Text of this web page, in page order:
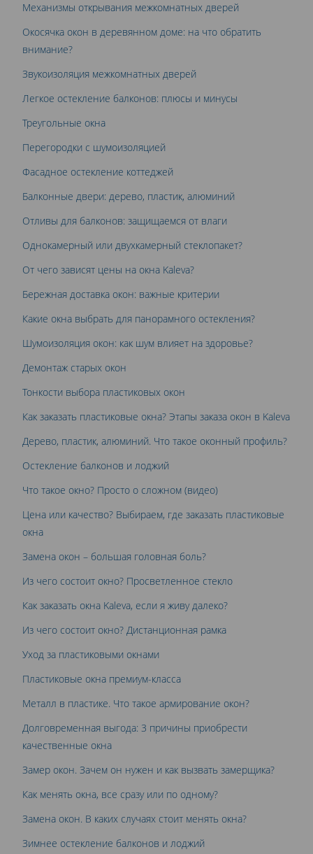
Механизмы открывания межкомнатных дверей
Окосячка окон в деревянном доме: на что обратить
внимание?
Звукоизоляция межкомнатных дверей
Легкое остекление балконов: плюсы и минусы
Треугольные окна
Перегородки с шумоизоляцией
Фасадное остекление коттеджей
Балконные двери: дерево, пластик, алюминий
Отливы для балконов: защищаемся от влаги
Однокамерный или двухкамерный стеклопакет?
От чего зависят цены на окна Kaleva?
Бережная доставка окон: важные критерии
Какие окна выбрать для панорамного остекления?
Шумоизоляция окон: как шум влияет на здоровье?
Демонтаж старых окон
Тонкости выбора пластиковых окон
Как заказать пластиковые окна? Этапы заказа окон в Kaleva
Дерево, пластик, алюминий. Что такое оконный профиль?
Остекление балконов и лоджий
Что такое окно? Просто о сложном (видео)
Цена или качество? Выбираем, где заказать пластиковые
окна
Замена окон – большая головная боль?
Из чего состоит окно? Просветленное стекло
Как заказать окна Kaleva, если я живу далеко?
Из чего состоит окно? Дистанционная рамка
Уход за пластиковыми окнами
Пластиковые окна премиум-класса
Металл в пластике. Что такое армирование окон?
Долговременная выгода: 3 причины приобрести
качественные окна
Замер окон. Зачем он нужен и как вызвать замерщика?
Как менять окна, все сразу или по одному?
Замена окон. В каких случаях стоит менять окна?
Зимнее остекление балконов и лоджий